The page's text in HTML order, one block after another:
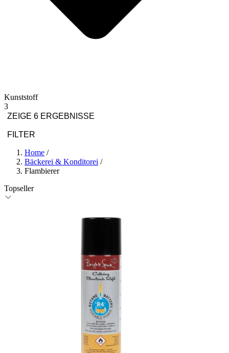
Kunststoff
3
ZEIGE 6 ERGEBNISSE
FILTER
Home /
Bäckerei & Konditorei /
Flambierer
Topseller